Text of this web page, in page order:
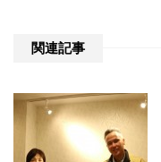
関連記事